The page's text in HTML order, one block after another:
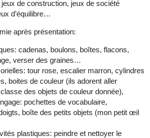
de construction, jeux de société
d’équilibre…
après présentation:
cadenas, boulons, boîtes, flacons,
verser des graines…
tour rose, escalier marron, cylindres
boites de couleur (ils adorent aller
des objets de couleur donnée),
pochettes de vocabulaire,
boîte des petits objets (mon petit œil
plastiques: peindre et nettoyer le